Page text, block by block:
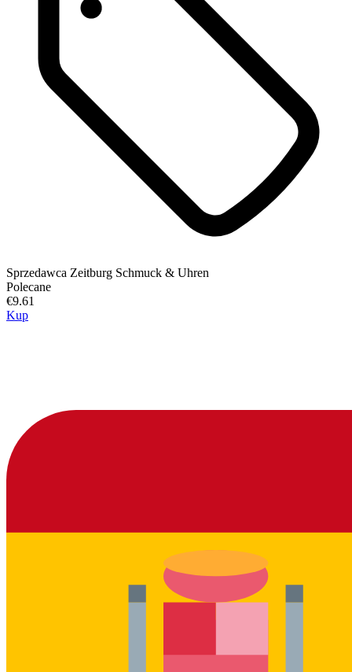
Sprzedawca Zeitburg Schmuck & Uhren
Polecane
€9.61
Kup